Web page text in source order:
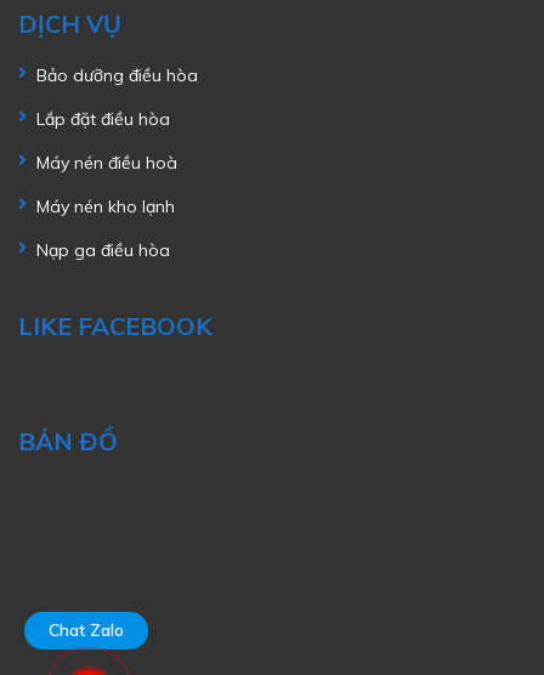
DỊCH VỤ
Bảo dưỡng điều hòa
Lắp đặt điều hòa
Máy nén điều hoà
Máy nén kho lạnh
Nạp ga điều hòa
Chat Zalo
LIKE FACEBOOK
BẢN ĐỒ